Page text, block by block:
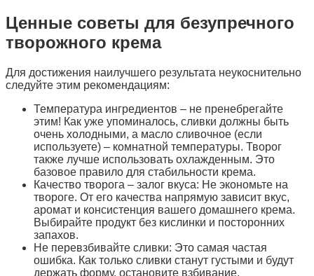
Ценные советы для безупречного
творожного крема
Для достижения наилучшего результата неукоснительно
следуйте этим рекомендациям:
Температура ингредиентов – не пренебрегайте
этим! Как уже упоминалось, сливки должны быть
очень холодными, а масло сливочное (если
используете) – комнатной температуры. Творог
также лучше использовать охлажденным. Это
базовое правило для стабильности крема.
Качество творога – залог вкуса: Не экономьте на
твороге. От его качества напрямую зависит вкус,
аромат и консистенция вашего домашнего крема.
Выбирайте продукт без кислинки и посторонних
запахов.
Не перевзбивайте сливки: Это самая частая
ошибка. Как только сливки станут густыми и будут
держать форму, остановите взбивание.